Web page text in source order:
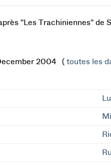
"Les Trachiniennes" de
2004 ( toutes les